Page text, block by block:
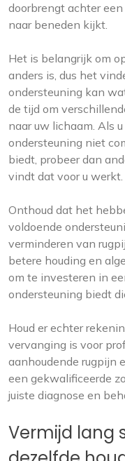
doorbrengt achter
naar beneden kijkt.
Het is belangrijk om
anders is, dus het
ondersteuning kan
de tijd om
naar uw lichaam. Als
ondersteuning niet
biedt, probeer dan
vindt dat voor u werkt.
Onthoud dat het
voldoende
verminderen van
betere houding en
om te investeren in
ondersteuning biedt
Houd er echter
vervanging is voor
aanhoudende rugpijn
een ​​gekwalificeerde
juiste diagnose en
Vermijd lang